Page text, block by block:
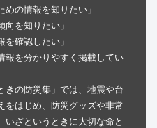
の情報を知りたい」
を知りたい」
確認したい」
報を分かりやすく掲載してい
きの防災集」では、地震や台
をはじめ、防災グッズや非常
いざというときに大切な命と